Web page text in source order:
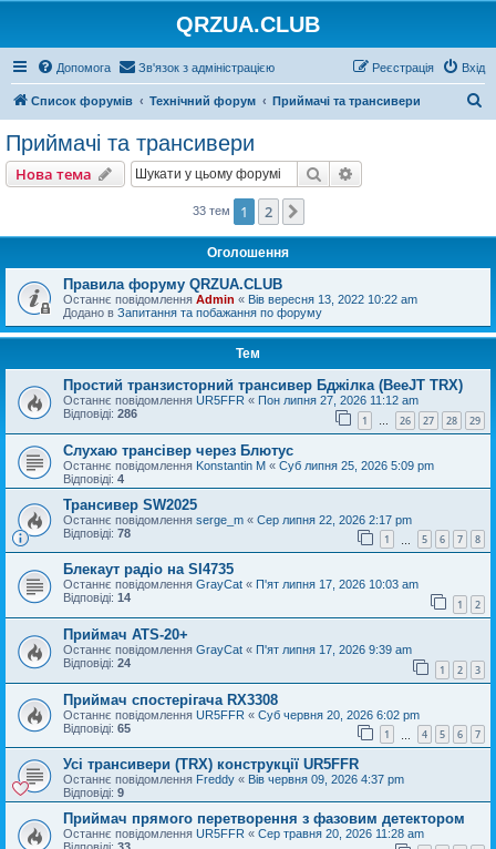
QRZUA.CLUB
Допомога Зв'язок з адміністрацією Вхід
Реєстрація
Список форумів Технічний форум Приймачі та трансивери
Приймачі та трансивери
Нова тема Пошук
33 тем 1 2
Оголошення
Правила форуму QRZUA.CLUB
Останнє повідомлення Admin « Вів вересня 13, 2022 10:22 am
Додано в Запитання та побажання по форуму
Тем
Простий транзисторний трансивер Бджілка (BeeJT TRX)
Останнє повідомлення UR5FFR « Пон липня 27, 2026 11:12 am
Відповіді: 286 1 … 26 27 28 29
Слухаю трансівер через Блютус
Останнє повідомлення Konstantin M « Суб липня 25, 2026 5:09 pm
Відповіді: 4
Трансивер SW2025
Останнє повідомлення serge_m « Сер липня 22, 2026 2:17 pm
Відповіді: 78 1 5 6 7 8
Блекаут радіо на SI4735
Останнє повідомлення GrayCat « П'ят липня 17, 2026 10:03 am
Відповіді: 14 1 2
Приймач ATS-20+
Останнє повідомлення GrayCat « П'ят липня 17, 2026 9:39 am
Відповіді: 24 1 2 3
Приймач спостерігача RX3308
Останнє повідомлення UR5FFR « Суб червня 20, 2026 6:02 pm
Відповіді: 65 1 4 5 6 7
Усі трансивери (TRX) конструкції UR5FFR
Останнє повідомлення Freddy « Вів червня 09, 2026 4:37 pm
Відповіді: 9
Приймач прямого перетворення з фазовим детектором
Останнє повідомлення UR5FFR « Сер травня 20, 2026 11:28 am